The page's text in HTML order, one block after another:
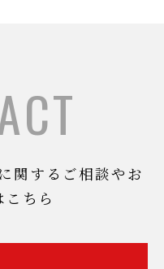
関するご相談やお
ちら